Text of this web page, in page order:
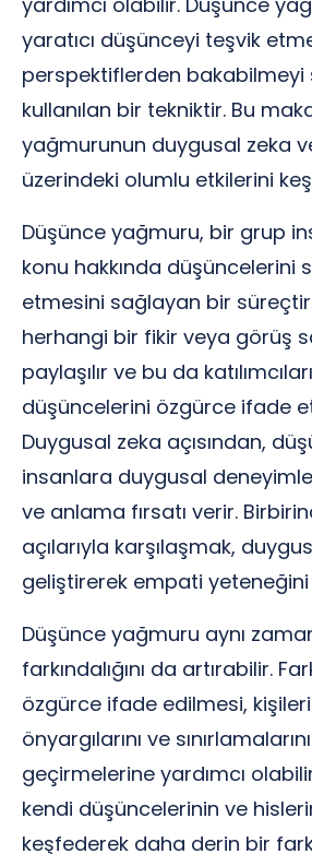
yaratıcı düşünceyi teşvik
perspektiflerden bakabilmeyi
kullanılan bir tekniktir. Bu
yağmurunun duygusal zeka
üzerindeki olumlu etkilerini
Düşünce yağmuru, bir grup
konu hakkında düşüncelerini
etmesini sağlayan bir
herhangi bir fikir veya görüş
paylaşılır ve bu da
düşüncelerini özgürce ifade
Duygusal zeka açısından,
insanlara duygusal
ve anlama fırsatı verir.
açılarıyla karşılaşmak,
geliştirerek empati yeteneğini
Düşünce yağmuru aynı
farkındalığını da artırabilir.
özgürce ifade edilmesi,
önyargılarını ve
geçirmelerine yardımcı
kendi düşüncelerinin ve
keşfederek daha derin bir